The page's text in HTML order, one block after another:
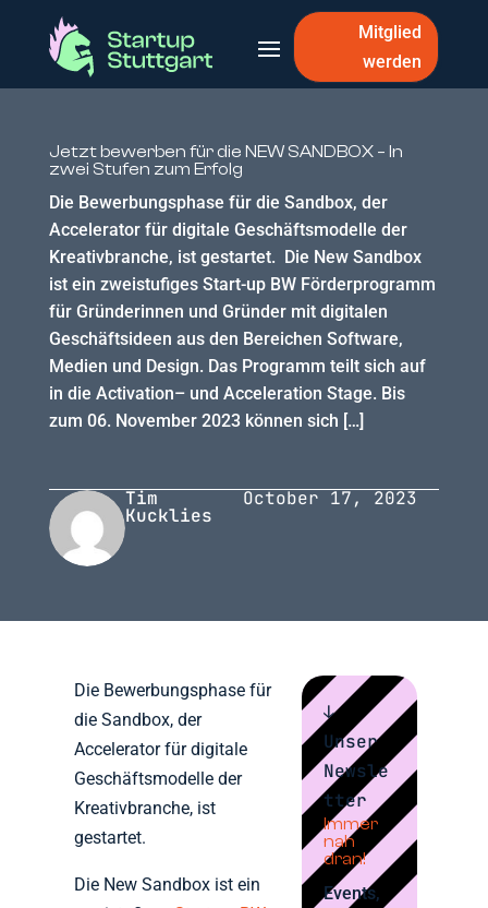
Mitglied
werden
Jetzt bewerben für die NEW SANDBOX – In
zwei Stufen zum Erfolg
Die Bewerbungsphase für die Sandbox, der
Accelerator für digitale Geschäftsmodelle der
Kreativbranche, ist gestartet. Die New Sandbox
ist ein zweistufiges Start-up BW Förderprogramm
für Gründerinnen und Gründer mit digitalen
Geschäftsideen aus den Bereichen Software,
Medien und Design. Das Programm teilt sich auf
in die Activation– und Acceleration Stage. Bis
zum 06. November 2023 können sich […]
Tim
Kucklies
October 17, 2023
Die Bewerbungsphase für
die Sandbox, der
Accelerator für digitale
Geschäftsmodelle der
Kreativbranche, ist
gestartet.
Die New Sandbox ist ein
↓
Unser
Newsle
tter
Immer
nah
dran!
Events,